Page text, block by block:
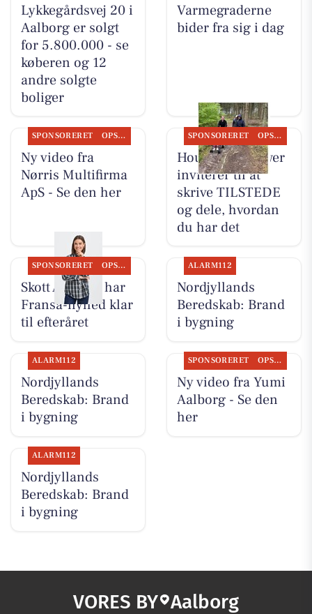
Lykkegårdsvej 20 i
Aalborg er solgt
for 5.800.000 - se
køberen og 12
andre solgte
boliger
Varmegraderne
bider fra sig i dag
SPONSORERET OPSLAGSTAVLEN
Ny video fra
Nørris Multifirma
ApS - Se den her
SPONSORERET OPSLAGSTAVLEN
Houen Life Power
inviterer til at
skrive TILSTEDE
og dele, hvordan
du har det
SPONSORERET OPSLAGSTAVLEN
Skott Aalborg har
Fransa-nyhed klar
til efteråret
ALARM112
Nordjyllands
Beredskab: Brand
i bygning
ALARM112
Nordjyllands
Beredskab: Brand
i bygning
SPONSORERET OPSLAGSTAVLEN
Ny video fra Yumi
Aalborg - Se den
her
ALARM112
Nordjyllands
Beredskab: Brand
i bygning
VORES BY Aalborg